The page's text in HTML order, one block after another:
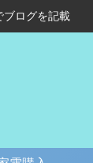
ブログを記載